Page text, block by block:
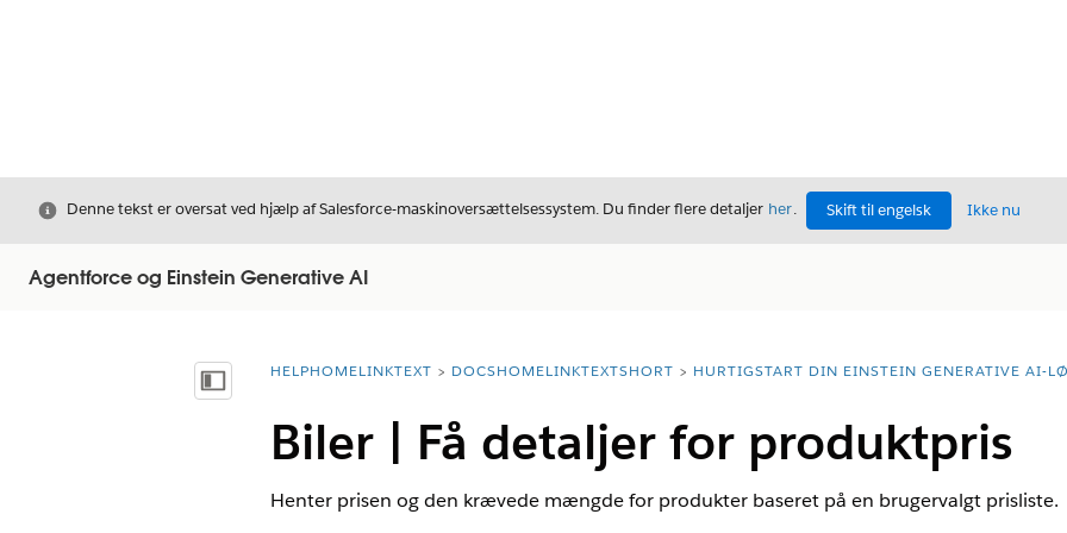
LukDenne tekst er oversat ved hjælp af Salesforce-maskinoversættelsessystem. Du finder flere detaljer her. Skift til engelsk Ikke nu
Agentforce og Einstein Generative AI
Vis indholdsfortegnelse
breadcrumbDescription
HELPHOMELINKTEXT DOCSHOMELINKTEXTSHORT HURTIGSTART DIN EINSTEIN GENERATIVE AI-
Biler | Få detaljer for produktpris
Henter prisen og den krævede mængde for produkter baseret på en brugervalgt prisliste.